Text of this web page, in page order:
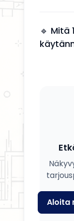
ja
🔹 Mitä
Aloita